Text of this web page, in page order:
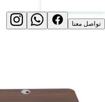
تواصل معنا